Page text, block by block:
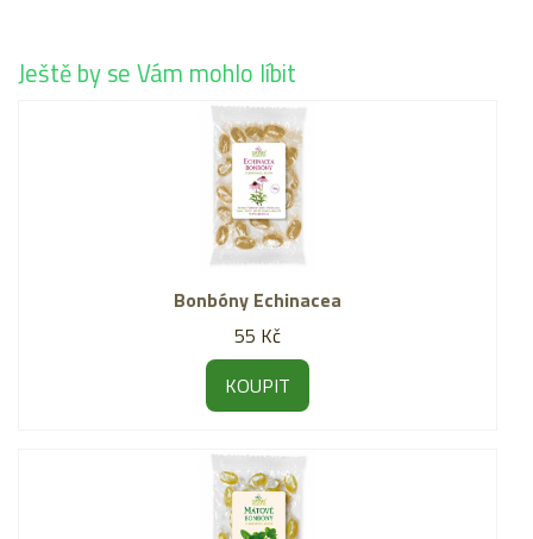
Ještě by se Vám mohlo líbit
Bonbóny Echinacea
55 Kč
KOUPIT